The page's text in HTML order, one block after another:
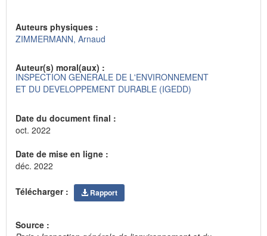
Auteurs physiques :
ZIMMERMANN, Arnaud
Auteur(s) moral(aux) :
INSPECTION GENERALE DE L'ENVIRONNEMENT
ET DU DEVELOPPEMENT DURABLE (IGEDD)
Date du document final :
oct. 2022
Date de mise en ligne :
déc. 2022
Télécharger : Rapport
Source :